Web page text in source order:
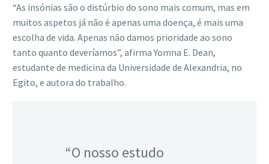
“As insónias são o distúrbio do sono mais comum, mas em
muitos aspetos já não é apenas uma doença, é mais uma
escolha de vida. Apenas não damos prioridade ao sono
tanto quanto deveríamos”, afirma Yomna E. Dean,
estudante de medicina da Universidade de Alexandria, no
Egito, e autora do trabalho.
“O nosso estudo